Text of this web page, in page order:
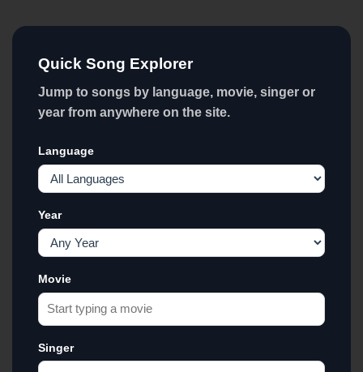
Quick Song Explorer
Jump to songs by language, movie, singer or
year from anywhere on the site.
Language
Year
Movie
Singer